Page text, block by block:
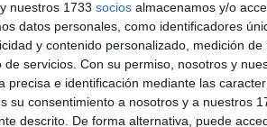
nuestros 1733 socios almacenamos y/o
datos personales, como identificadores
y contenido personalizado, medición
de servicios. Con su permiso, nosotros y
precisa e identificación mediante las
su consentimiento a nosotros y a nuestros
descrito. De forma alternativa, puede